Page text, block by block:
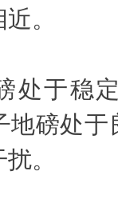
。
于稳
地磅处
。